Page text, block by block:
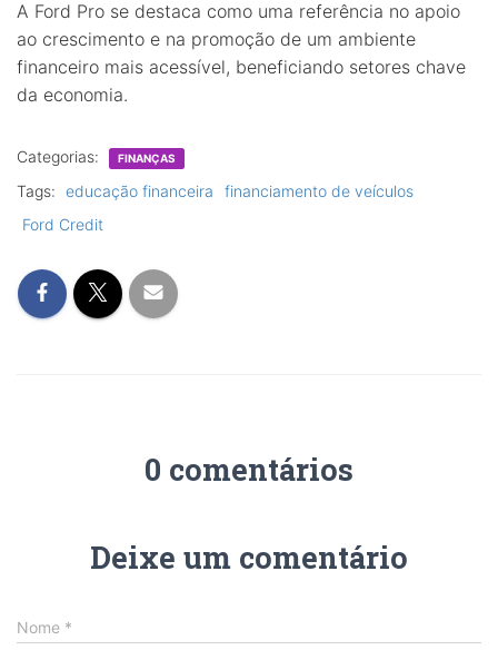
A Ford Pro se destaca como uma referência no apoio
ao crescimento e na promoção de um ambiente
financeiro mais acessível, beneficiando setores chave
da economia.
Categorias: FINANÇAS
Tags: educação financeira
financiamento de veículos
Ford Credit
0 comentários
Deixe um comentário
Nome *